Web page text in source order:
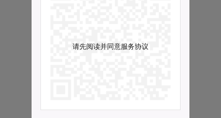
请先阅读并同意服务协议